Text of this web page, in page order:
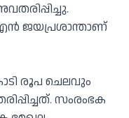
ജയപ്രശാന്താണ്
രൂപ ചെലവും
സംരംഭക